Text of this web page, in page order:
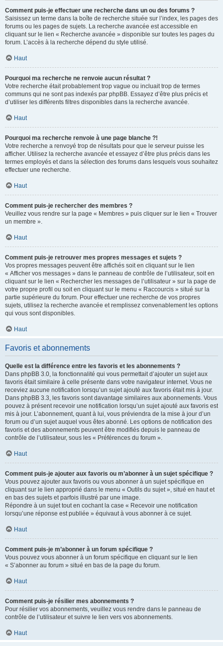
Comment puis-je effectuer une recherche dans un ou des forums ?
Saisissez un terme dans la boîte de recherche située sur l’index, les pages des
forums ou les pages de sujets. La recherche avancée est accessible en
cliquant sur le lien « Recherche avancée » disponible sur toutes les pages du
forum. L’accès à la recherche dépend du style utilisé.
Haut
Pourquoi ma recherche ne renvoie aucun résultat ?
Votre recherche était probablement trop vague ou incluait trop de termes
communs qui ne sont pas indexés par phpBB. Essayez d’être plus précis et
d’utiliser les différents filtres disponibles dans la recherche avancée.
Haut
Pourquoi ma recherche renvoie à une page blanche ?!
Votre recherche a renvoyé trop de résultats pour que le serveur puisse les
afficher. Utilisez la recherche avancée et essayez d’être plus précis dans les
termes employés et dans la sélection des forums dans lesquels vous souhaitez
effectuer une recherche.
Haut
Comment puis-je rechercher des membres ?
Veuillez vous rendre sur la page « Membres » puis cliquer sur le lien « Trouver
un membre ».
Haut
Comment puis-je retrouver mes propres messages et sujets ?
Vos propres messages peuvent être affichés soit en cliquant sur le lien
« Afficher vos messages » dans le panneau de contrôle de l’utilisateur, soit en
cliquant sur le lien « Rechercher les messages de l’utilisateur » sur la page de
votre propre profil ou soit en cliquant sur le menu « Raccourcis » situé sur la
partie supérieure du forum. Pour effectuer une recherche de vos propres
sujets, utilisez la recherche avancée et remplissez convenablement les options
qui vous sont disponibles.
Haut
Favoris et abonnements
Quelle est la différence entre les favoris et les abonnements ?
Dans phpBB 3.0, la fonctionnalité qui vous permettait d’ajouter un sujet aux
favoris était similaire à celle présente dans votre navigateur internet. Vous ne
receviez aucune notification lorsqu’un sujet ajouté aux favoris était mis à jour.
Dans phpBB 3.3, les favoris sont davantage similaires aux abonnements. Vous
pouvez à présent recevoir une notification lorsqu’un sujet ajouté aux favoris est
mis à jour. L’abonnement, quant à lui, vous préviendra de la mise à jour d’un
forum ou d’un sujet auquel vous êtes abonné. Les options de notification des
favoris et des abonnements peuvent être modifiés depuis le panneau de
contrôle de l’utilisateur, sous les « Préférences du forum ».
Haut
Comment puis-je ajouter aux favoris ou m’abonner à un sujet spécifique ?
Vous pouvez ajouter aux favoris ou vous abonner à un sujet spécifique en
cliquant sur le lien approprié dans le menu « Outils du sujet », situé en haut et
en bas des sujets et parfois illustré par une image.
Répondre à un sujet tout en cochant la case « Recevoir une notification
lorsqu’une réponse est publiée » équivaut à vous abonner à ce sujet.
Haut
Comment puis-je m’abonner à un forum spécifique ?
Vous pouvez vous abonner à un forum spécifique en cliquant sur le lien
« S’abonner au forum » situé en bas de la page du forum.
Haut
Comment puis-je résilier mes abonnements ?
Pour résilier vos abonnements, veuillez vous rendre dans le panneau de
contrôle de l’utilisateur et suivre le lien vers vos abonnements.
Haut